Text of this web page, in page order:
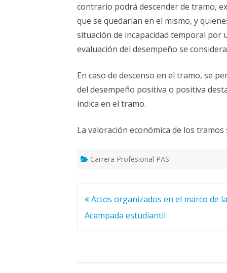
contrario podrá descender de tramo,
que se quedarían en el mismo, y
situación de incapacidad temporal por
evaluación del desempeño se
En caso de descenso en el tramo, se
del desempeño positiva o positiva
indica en el tramo.
La valoración económica de los
Carrera Profesional PAS
Navegación
de
Actos organizados en el marco de la
Acampada estudiantil